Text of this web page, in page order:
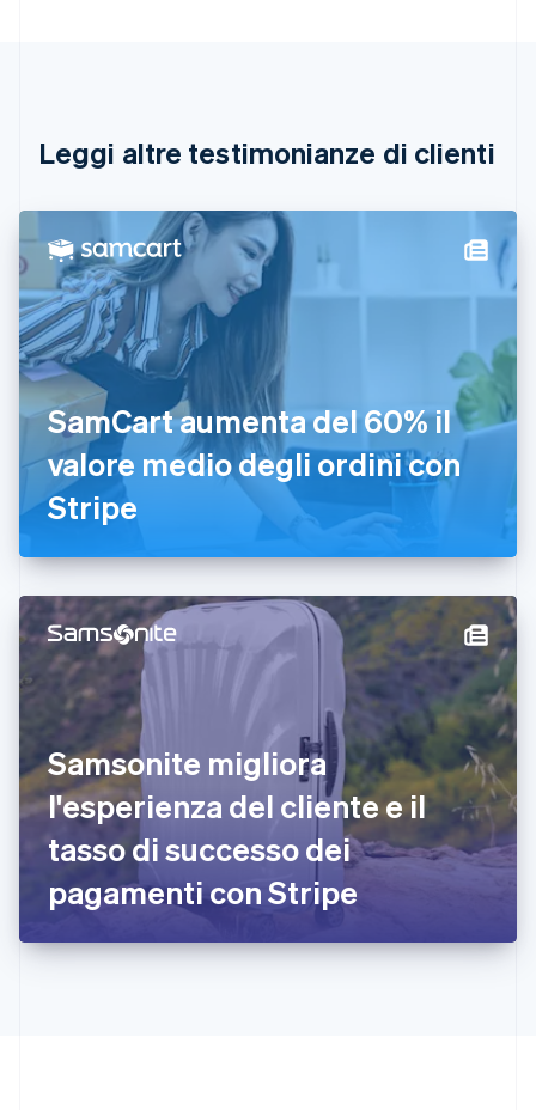
Leggi altre testimonianze di clienti
SamCart aumenta del 60% il
valore medio degli ordini con
Stripe
Samsonite migliora
l'esperienza del cliente e il
tasso di successo dei
pagamenti con Stripe
English Français
Cina continentale
Cipro
English
Croazia
EnglishItaliano
Danimarca
English
Emirati Arabi Uniti
English
Estonia
English
Finlandia
English Svenska
Francia
Germania
Giappone
日本語English
Gibilterra
English
Grecia
India
English
Irlanda
English
Italia
Italiano English
Lettonia
English
Liechtenstein